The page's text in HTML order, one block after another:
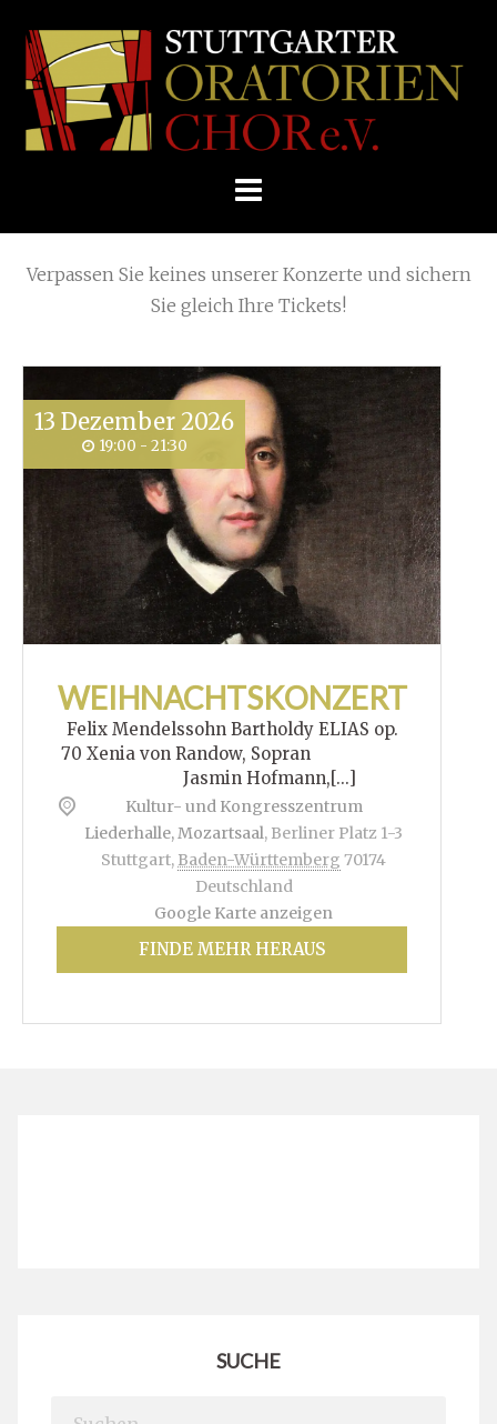
Skip
E.V.
Home Summer Concerts
Verpassen Sie keines unserer Konzerte und sichern
Sie gleich Ihre Tickets!
13 Dezember 2026
19:00 - 21:30
WEIHNACHTSKONZERT
Felix Mendelssohn Bartholdy ELIAS op.
70 Xenia von Randow, Sopran
Jasmin Hofmann,[...]
Kultur- und Kongresszentrum
Liederhalle, Mozartsaal, Berliner Platz 1-3
Stuttgart, Baden-Württemberg 70174
Deutschland
Google Karte anzeigen
FINDE MEHR HERAUS
SUCHE
Search